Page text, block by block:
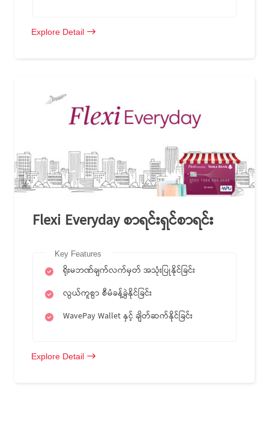
Explore Detail
Flexi Everyday စာရင်းရှင်စာရင်း
Key Features
ရိုးမဘဏ်ချက်လက်မှတ် အသုံးပြုနိုင်ခြင်း
လွယ်ကူစွာ စီမံခန့်ခွဲနိုင်ခြင်း
WavePay Wallet နှင့် ချိတ်ဆက်နိုင်ခြင်း
Explore Detail